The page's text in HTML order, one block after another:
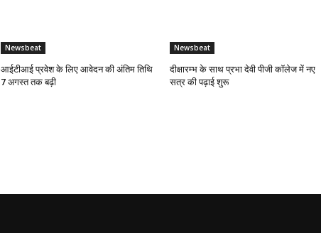
Newsbeat
आईटीआई प्रवेश के लिए आवेदन की अंतिम तिथि
7 अगस्त तक बढ़ी
Newsbeat
दीक्षारम्भ के साथ प्रभा देवी पीजी कॉलेज में नए
सत्र की पढ़ाई शुरू